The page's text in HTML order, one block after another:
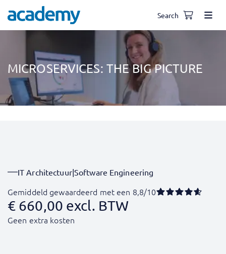
Search
MICROSERVICES: THE BIG PICTURE
IT Architectuur|Software Engineering
Gemiddeld gewaardeerd met een 8,8/10
€ 660,00 excl. BTW
Geen extra kosten